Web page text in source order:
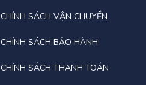
CHÍNH SÁCH VẬN CHUYỂN
CHÍNH SÁCH BẢO HÀNH
CHÍNH SÁCH THANH TOÁN